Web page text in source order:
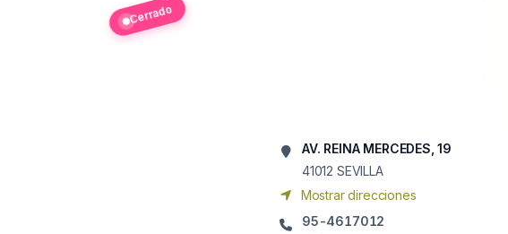
Cerrado
AV. REINA MERCEDES, 19
41012 SEVILLA
Mostrar direcciones
95-4617012